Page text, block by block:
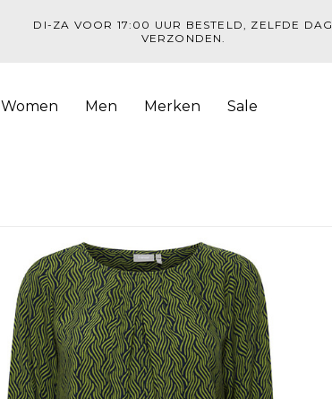
DI-ZA VOOR 17:00 UUR BESTELD, ZELFDE DAG
VERZONDEN.
Women Men Merken Sale